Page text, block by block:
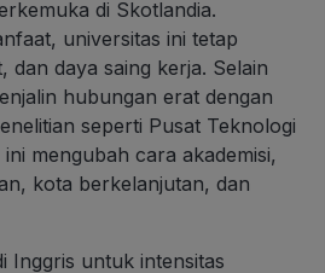
di Skotlandia.
universitas ini tetap
daya saing kerja. Selain
hubungan erat dengan
seperti Pusat Teknologi
mengubah cara akademisi,
kota berkelanjutan, dan
Inggris untuk intensitas